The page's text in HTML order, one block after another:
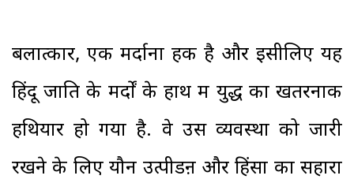
बलात्कार, एक मर्दाना हक है और इसीलिए यह
हिंदू जाति के मर्दों के हाथ में युद्ध का खतरनाक
हथियार हो गया है. वे उस व्यवस्था को जारी
रखने के लिए यौन उत्पीडऩ और हिंसा का सहारा